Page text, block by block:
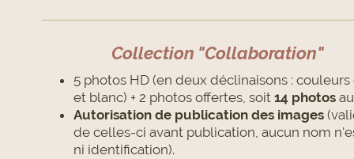
Collection "Collaboration"
5 photos HD (en deux déclinaisons : couleurs
et blanc) + 2 photos offertes, soit 14 photos
Autorisation de publication des images
de celles-ci avant publication, aucun nom
ni identification).